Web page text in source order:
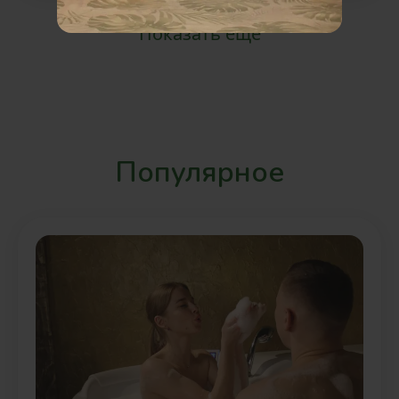
Показать еще
Популярное